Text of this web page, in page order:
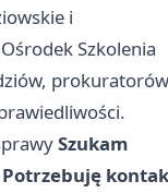
i
Szkolenia
Szukam
Potrzebuję